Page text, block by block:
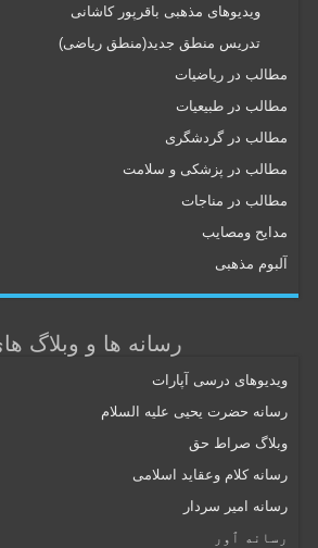
ویدیوهای مذهبی باقرپور کاشانی
تدریس منطق جدید(منطق ریاضی)
مطالب در ریاضیات
مطالب در طبیعیات
مطالب در گردشگری
مطالب در پزشکی و سلامت
مطالب در مناجات
مدایح ومصایب
آلبوم مذهبی
رسانه ها و وبلاگ
ویدیوهای درسی آپارات
رسانه حضرت یحیی علیه السلام
وبلاگ صراط حق
رسانه کلام وعقاید اسلامی
رسانه امیر سردار
رسانه ٱور